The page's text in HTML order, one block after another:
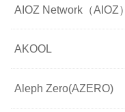
AIOZ Network（AIOZ）
AKOOL
Aleph Zero(AZERO)